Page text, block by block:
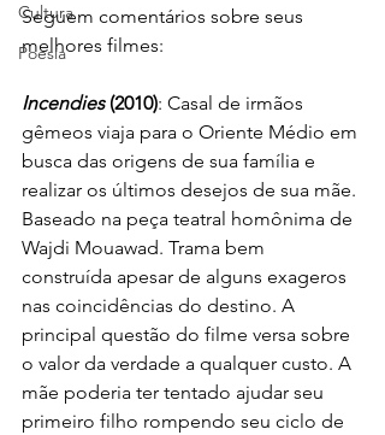
Cultura
Poesia
Seguem comentários sobre seus
melhores filmes:
Incendies (2010): Casal de irmãos
gêmeos viaja para o Oriente Médio em
busca das origens de sua família e
realizar os últimos desejos de sua mãe.
Baseado na peça teatral homônima de
Wajdi Mouawad. Trama bem
construída apesar de alguns exageros
nas coincidências do destino. A
principal questão do filme versa sobre
o valor da verdade a qualquer custo. A
mãe poderia ter tentado ajudar seu
primeiro filho rompendo seu ciclo de